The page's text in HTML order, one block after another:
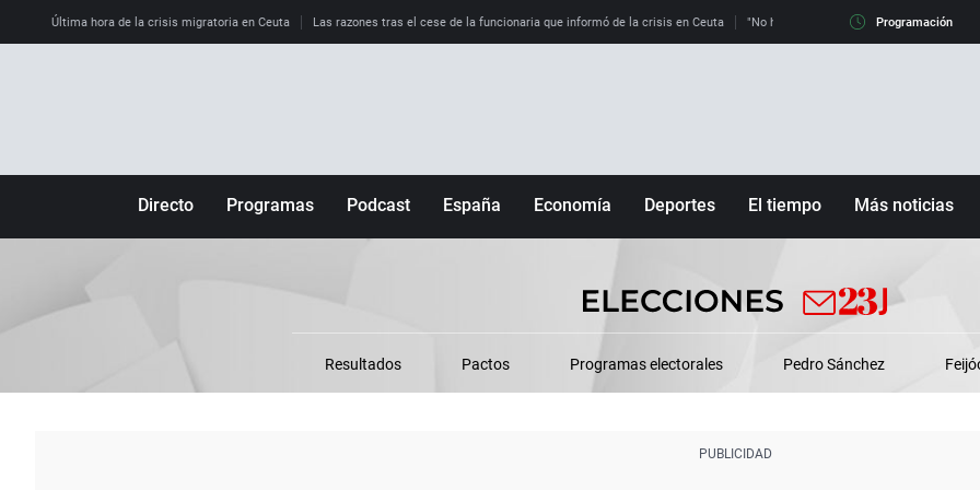
Última hora de la crisis migratoria en Ceuta Las razones tras el cese de la funcionaria que informó de la crisis en Ceuta "No hay mafias, que no nos engañen":
Programación
Directo Programas Podcast España Economía Deportes
Tenis
El tiempo Más noticias
Salud
Resultados Pactos Programas electorales Pedro Sánchez